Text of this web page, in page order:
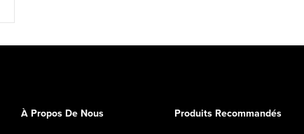
À Propos De Nous Produits Recommandés